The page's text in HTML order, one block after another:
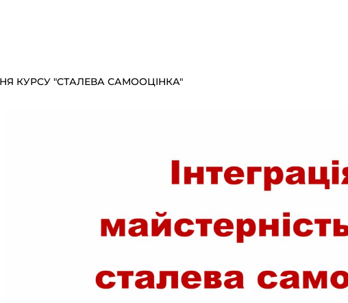
КУРСУ "СТАЛЕВА САМООЦІНКА"